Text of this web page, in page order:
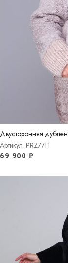
Двусторонняя
Артикул: PRZ7711
69 900 ₽